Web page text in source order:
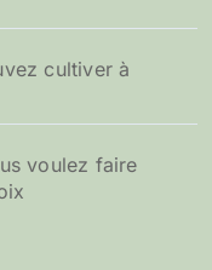
cultiver à
voulez faire